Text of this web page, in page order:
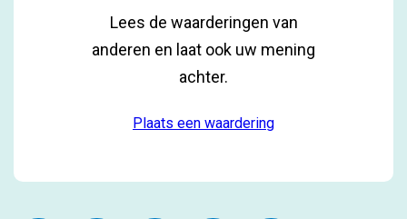
Lees de waarderingen van
anderen en laat ook uw mening
achter.
Plaats een waardering